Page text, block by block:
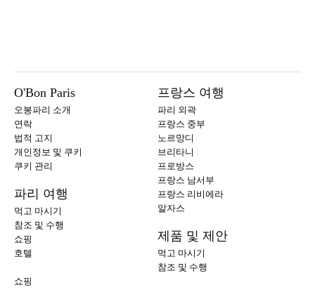
O'Bon Paris
오봉파리 소개
연락
법적 고지
개인정보 및 쿠키
쿠키 관리
파리 여행
먹고 마시기
참조 및 수행
쇼핑
호텔
프랑스 여행
파리 외곽
프랑스 중부
노르망디
브리타니
프로방스
프랑스 남서부
프랑스 리비에라
알자스
제품 및 제안
먹고 마시기
참조 및 수행
쇼핑